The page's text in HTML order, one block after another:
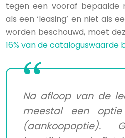
tegen een vooraf bepaalde
als een ‘leasing’ en niet als
worden beschouwd, moet
16% van de cataloguswaarde
Na afloop van de
meestal een
(aankoopoptie).